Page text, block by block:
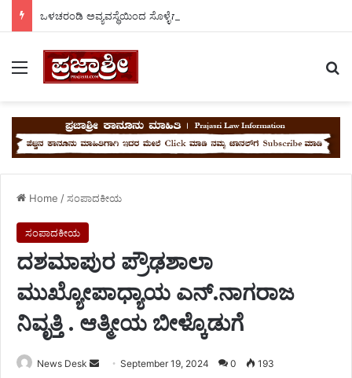
Menu
Home /ಸಂಪಾದಕೀಯ
ಸಂಪಾದಕೀಯ
ದಶಮಾಪುರ ಪ್ರೌಢಶಾಲಾ
ಮುಖ್ಯೋಪಾಧ್ಯಾಯ ಎನ್.ನಾಗರಾಜ
ನಿವೃತ್ತಿ . ಆತ್ಮೀಯ ಬೀಳ್ಕೊಡುಗೆ
News Desk
Send September 19, 2024 0 193